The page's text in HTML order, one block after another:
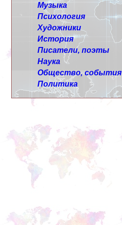
Музыка
Психология
Художники
История
Писатели, поэты
Наука
Общество, события
Политика